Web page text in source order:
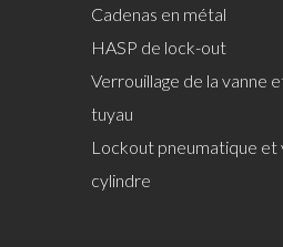
Cadenas en métal
HASP de lock-out
Verrouillage de la vanne
tuyau
Lockout pneumatique et
cylindre